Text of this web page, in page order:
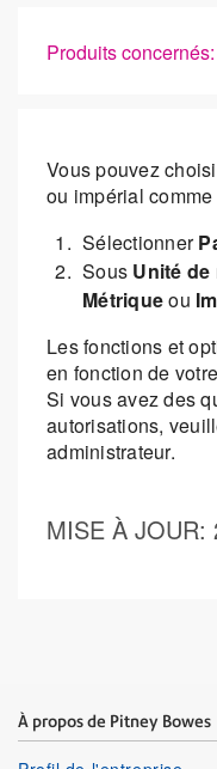
Produits
Vous pouvez
ou impérial
Sélectionner
Sous Unité de
Métriqueou
Les fonctions et
en fonction de
Si vous avez des
autorisations,
administrateur.
MISE À JOUR:
À propos de Pitney Bowes